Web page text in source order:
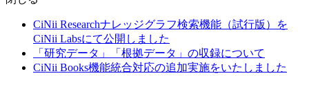
CiNii Researchナレッジグラフ検索機能（試行版）を
CiNii Labsにて公開しました
「研究データ」「根拠データ」の収録について
CiNii Books機能統合対応の追加実施をいたしました